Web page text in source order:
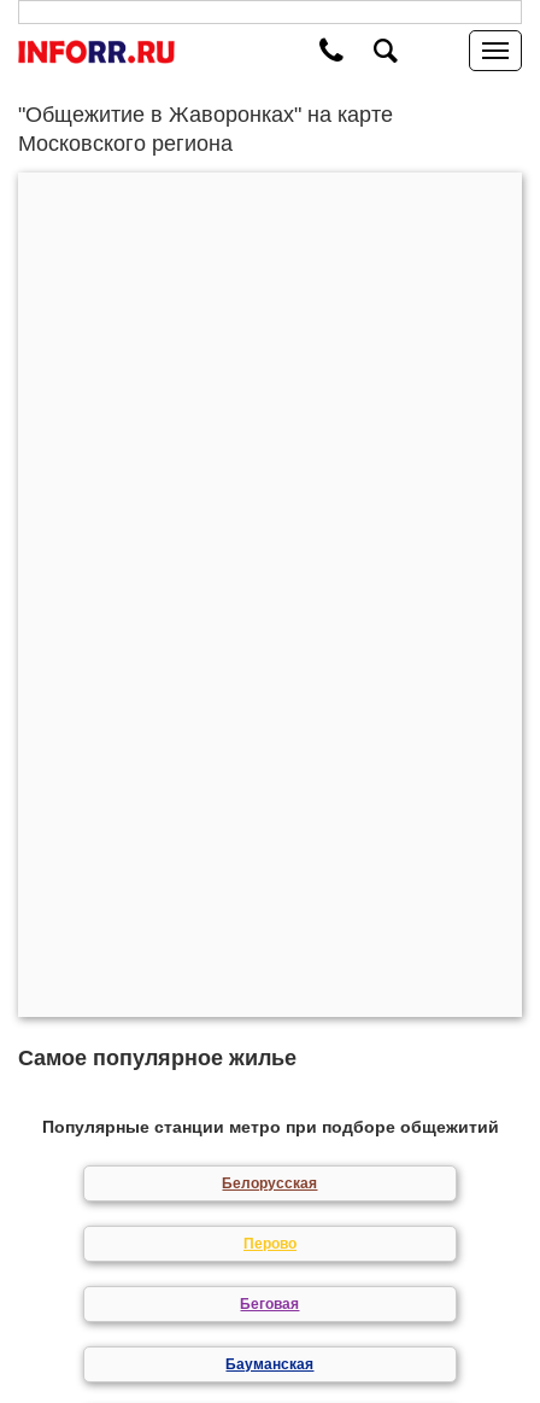
"Общежитие в Жаворонках" на карте
Московского региона
Самое популярное жилье
Популярные станции метро при подборе общежитий
Белорусская
Перово
Беговая
Бауманская